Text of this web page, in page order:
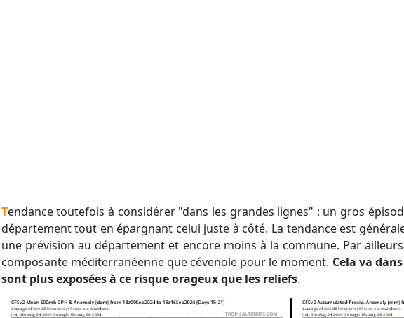
Tendance toutefois à considérer "dans les grandes lignes" : un gros épisode pluvio-orageux peut toucher un
département tout en épargnant celui juste à côté. La tendance est
une prévision au département et encore moins à la commune. Par
composante méditerranéenne que cévenole pour le moment. Cela va
sont plus exposées à ce risque orageux que les reliefs.